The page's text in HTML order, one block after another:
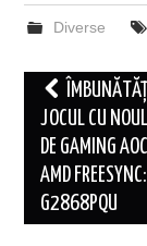
Diverse
Post
navigation
JOCUL CU
DE GAMING
AMD FREESYNC:
G2868PQU